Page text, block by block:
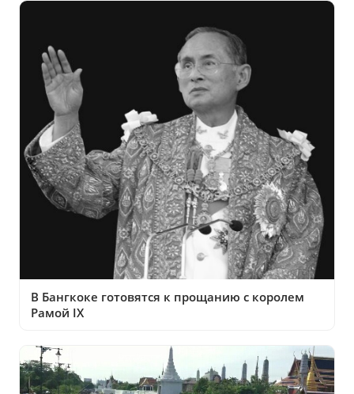
В Бангкоке готовятся к прощанию с королем
Рамой IX